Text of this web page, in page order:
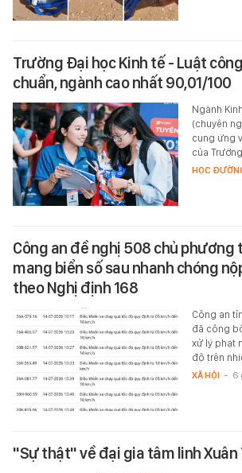
Trường Đại học Kinh tế - Luật
chuẩn, ngành cao nhất 90,01/100
Ngành
(chuyên
cung ứng
của
HỌC
Công an đề nghị 508 chủ phương
mang biển số sau nhanh chóng
theo Nghị định 168
Công an
đã công
xử lý phạt
độ trên
XÃ HỘI - 6
"Sự thật" về đại gia tâm linh